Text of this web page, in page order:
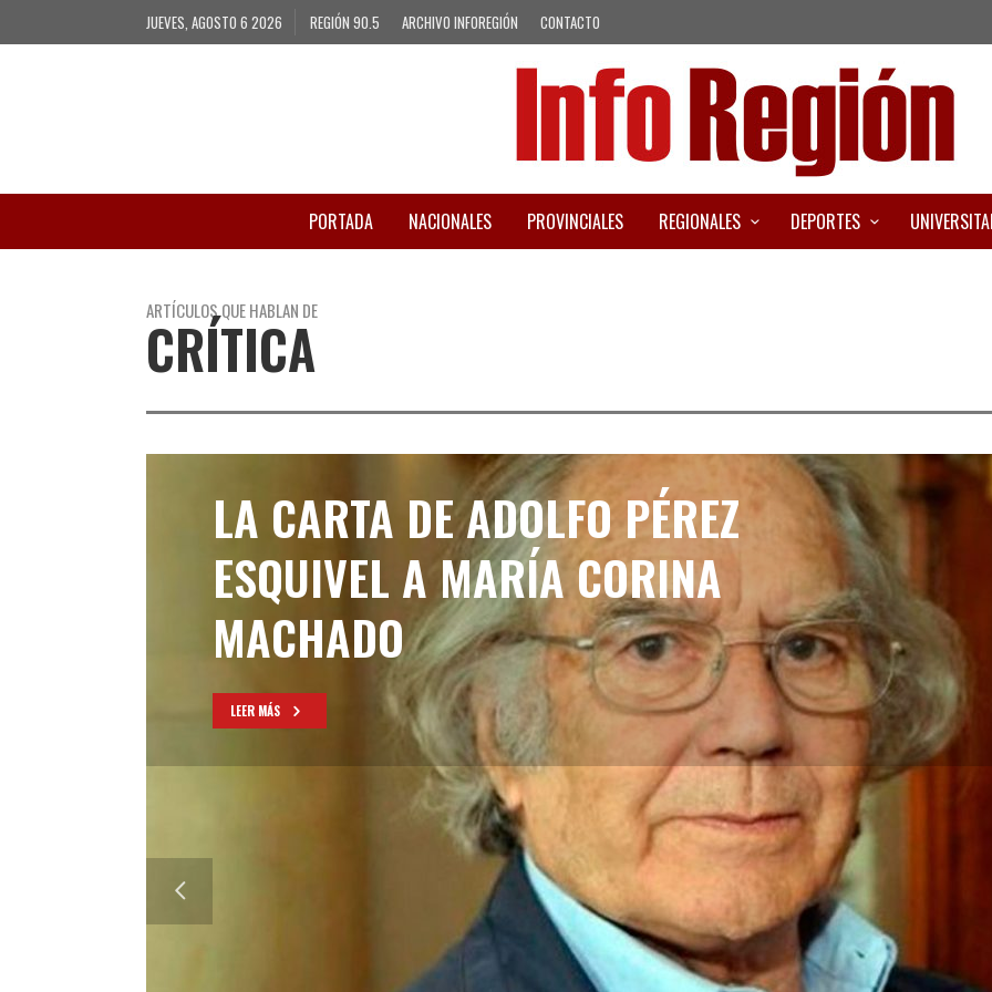
JUEVES, AGOSTO 6 2026 REGIÓN 90.5 ARCHIVO INFOREGIÓN CONTACTO
PORTADA NACIONALES PROVINCIALES REGIONALES DEPORTES
ARTÍCULOS QUE HABLAN DE
CRÍTICA
LA CARTA DE ADOLFO PÉREZ
ESQUIVEL A MARÍA CORINA
MACHADO
LEER MÁS